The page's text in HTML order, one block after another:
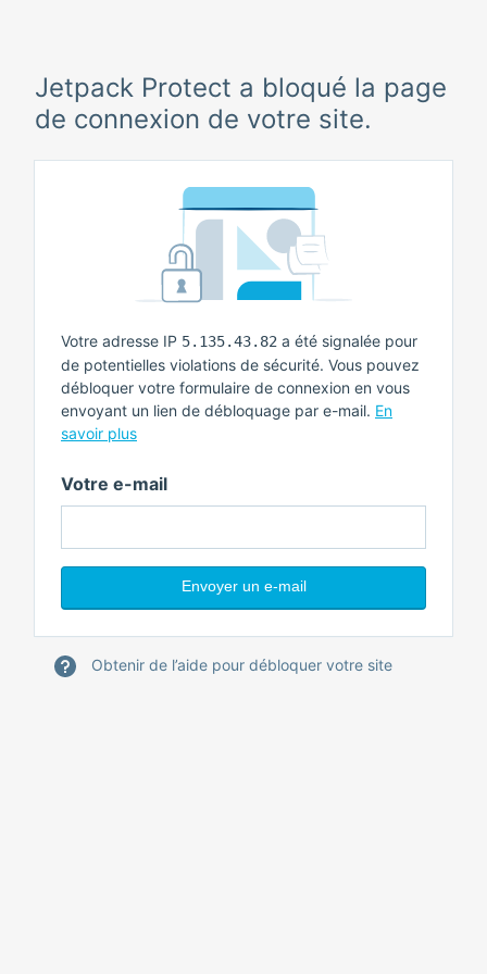
Jetpack Protect a bloqué la page
de connexion de votre site.
Votre adresse IP 5.135.43.82 a été signalée pour
de potentielles violations de sécurité. Vous pouvez
débloquer votre formulaire de connexion en vous
envoyant un lien de débloquage par e-mail. En
savoir plus
Votre e-mail
Obtenir de l’aide pour débloquer votre site